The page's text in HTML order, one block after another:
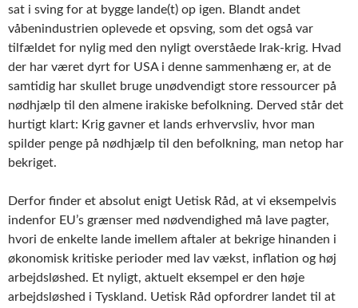
sat i sving for at bygge lande(t) op igen. Blandt andet
våbenindustrien oplevede et opsving, som det også var
tilfældet for nylig med den nyligt overståede Irak-krig. Hvad
der har været dyrt for USA i denne sammenhæng er, at de
samtidig har skullet bruge unødvendigt store ressourcer på
nødhjælp til den almene irakiske befolkning. Derved står det
hurtigt klart: Krig gavner et lands erhvervsliv, hvor man
spilder penge på nødhjælp til den befolkning, man netop har
bekriget.
Derfor finder et absolut enigt Uetisk Råd, at vi eksempelvis
indenfor EU’s grænser med nødvendighed må lave pagter,
hvori de enkelte lande imellem aftaler at bekrige hinanden i
økonomisk kritiske perioder med lav vækst, inflation og høj
arbejdsløshed. Et nyligt, aktuelt eksempel er den høje
arbejdsløshed i Tyskland. Uetisk Råd opfordrer landet til at